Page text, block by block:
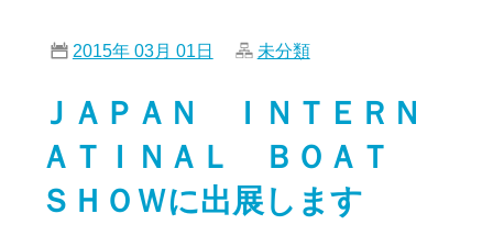
会社紹介
アクセス
2015年 03月 01日 未分類
ＪＡＰＡＮ ＩＮＴＥＲＮ
ＡＴＩＮＡＬ ＢＯＡＴ
ＳＨＯＷに出展します